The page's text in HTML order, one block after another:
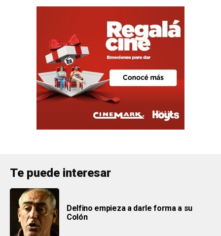
Te puede interesar
Delfino empieza a darle forma a su
Colón